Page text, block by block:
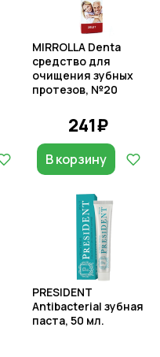
MIRROLLA Denta
средство для
очищения зубных
протезов, №20
241₽
В корзину
PRESIDENT
Antibacterial зубная
паста, 50 мл.